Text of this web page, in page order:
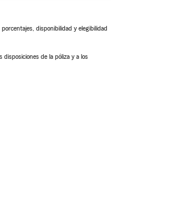
disponibilidad y elegibilidad
de la póliza y a los